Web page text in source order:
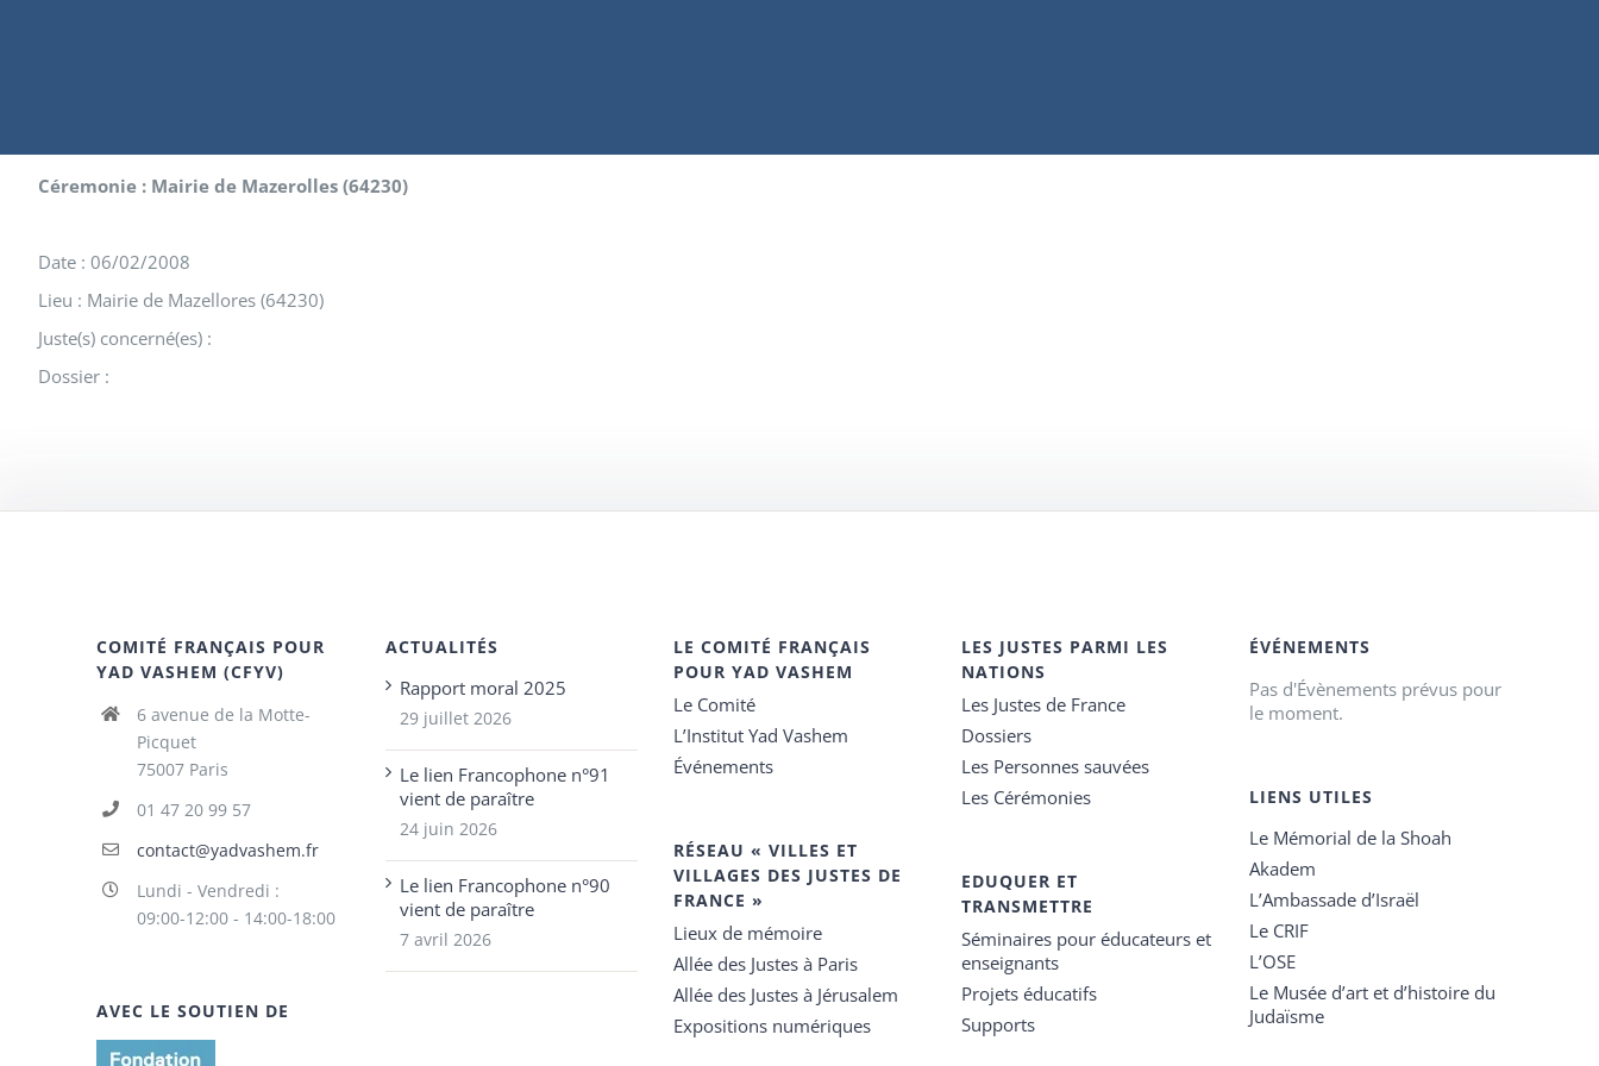
Céremonie : Mairie de Mazerolles (64230)
Date : 06/02/2008
Lieu : Mairie de Mazellores (64230)
Juste(s) concerné(es) :
Dossier :
COMITÉ FRANÇAIS POUR
YAD VASHEM (CFYV)
6 avenue de la Motte-
Picquet
75007 Paris
01 47 20 99 57
contact@yadvashem.fr
Lundi - Vendredi :
09:00-12:00 - 14:00-18:00
AVEC LE SOUTIEN DE
ACTUALITÉS
Rapport moral 2025
29 juillet 2026
Le lien Francophone n°91
vient de paraître
24 juin 2026
Le lien Francophone n°90
vient de paraître
7 avril 2026
LE COMITÉ FRANÇAIS
POUR YAD VASHEM
Le Comité
L’Institut Yad Vashem
Événements
RÉSEAU « VILLES ET
VILLAGES DES JUSTES DE
FRANCE »
Lieux de mémoire
Allée des Justes à Paris
Allée des Justes à Jérusalem
Expositions numériques
LES JUSTES PARMI LES
NATIONS
Les Justes de France
Dossiers
Les Personnes sauvées
Les Cérémonies
EDUQUER ET
TRANSMETTRE
Séminaires pour éducateurs et
enseignants
Projets éducatifs
Supports
ÉVÉNEMENTS
Pas d'Évènements prévus pour
le moment.
LIENS UTILES
Le Mémorial de la Shoah
Akadem
L’Ambassade d’Israël
Le CRIF
L’OSE
Le Musée d’art et d’histoire du
Judaïsme